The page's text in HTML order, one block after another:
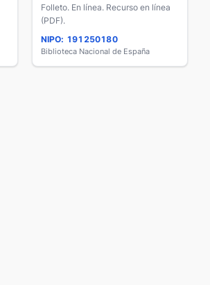
Folleto. En línea. Recurso en línea
(PDF).
NIPO: 191250180
Biblioteca Nacional de España